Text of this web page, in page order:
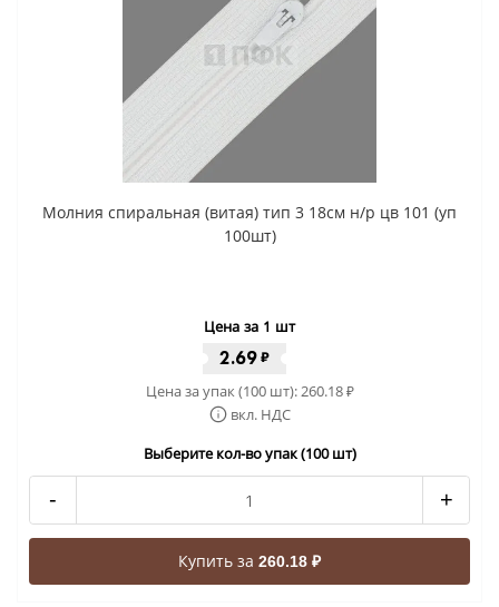
Молния спиральная (витая) тип 3 18см н/р цв 101 (уп
100шт)
Цена за 1 шт
2.69 ₽
Цена за упак (100 шт):260.18₽
вкл. НДС
Выберите кол-во упак (100 шт)
- +
Купить за 260.18 ₽